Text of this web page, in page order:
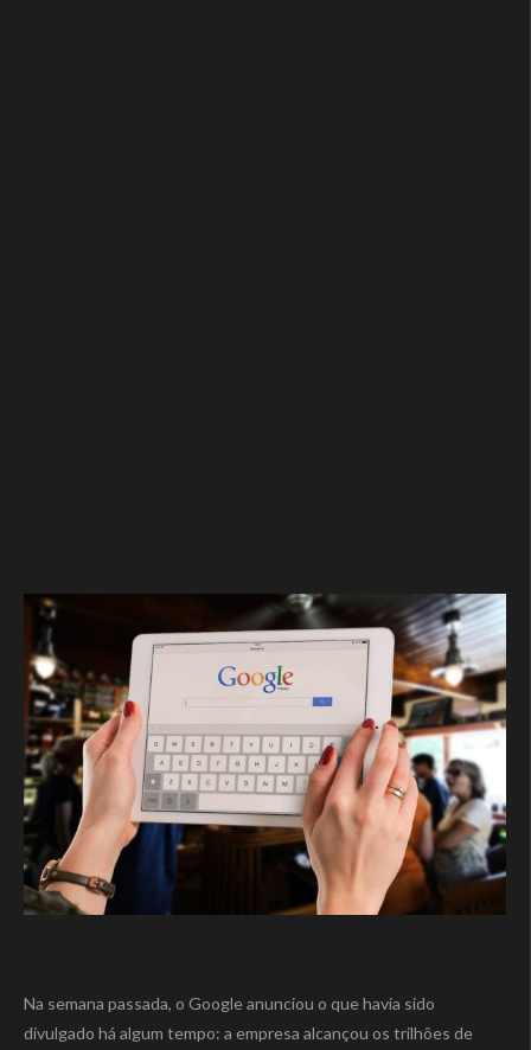
Na semana passada, o Google anunciou o que havia sido
divulgado há algum tempo: a empresa alcançou os trilhões de